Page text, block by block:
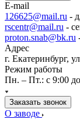
E-mail
126625@mail.ru -
rscentr@mail.ru -
proton.snab@bk.ru
Адрес
г. Екатеринбург,
Режим работы
Пн. – Пт.: с 9:00
Заказать звонок
О заводе